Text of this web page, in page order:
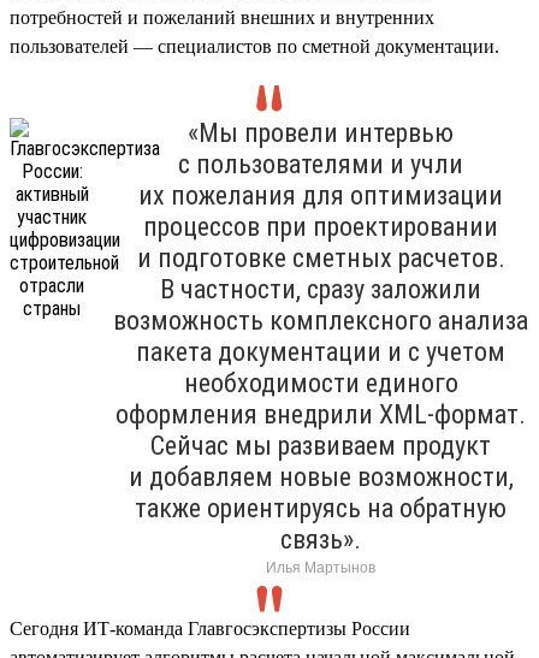
потребностей и пожеланий внешних и внутренних
пользователей — специалистов по сметной документации.
«Мы провели интервью
с пользователями и учли
их пожелания для оптимизации
процессов при проектировании
и подготовке сметных расчетов.
В частности, сразу заложили
возможность комплексного анализа
пакета документации и с учетом
необходимости единого
оформления внедрили XML-формат.
Сейчас мы развиваем продукт
и добавляем новые возможности,
также ориентируясь на обратную
связь».
Илья Мартынов
Сегодня ИТ-команда Главгосэкспертизы России